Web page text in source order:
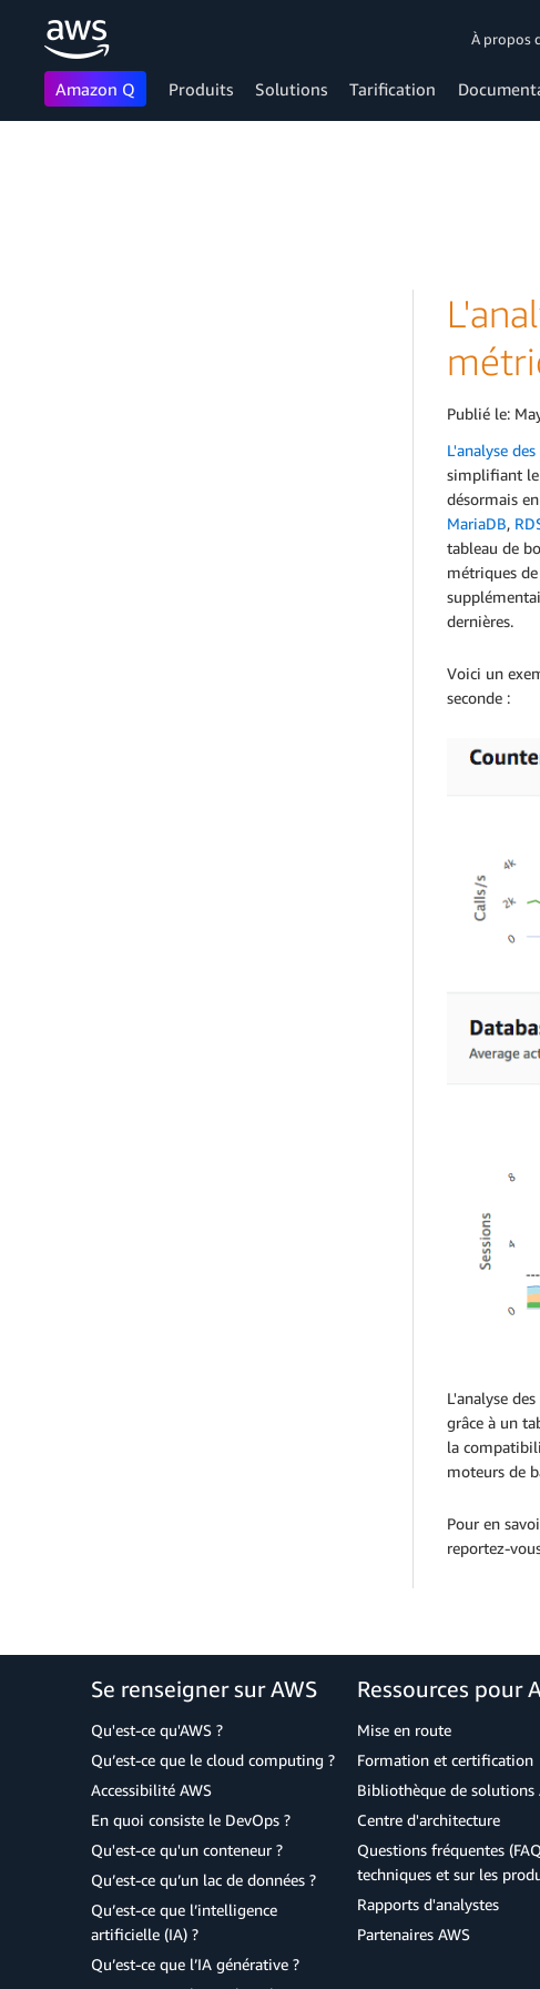
À propos
Amazon Q Produits Solutions Tarification
Publié le:
L'analyse
simplifiant le
désormais
MariaDB,
tableau de
métriques
dernières.
Voici un
seconde :
L'analyse
grâce à un
la
moteurs de
Pour en
reportez-
Se renseigner sur AWS
Qu'est-ce qu'AWS ?
Qu’est-ce que le cloud computing ?
Accessibilité AWS
En quoi consiste le DevOps ?
Qu'est-ce qu'un conteneur ?
Qu’est-ce qu’un lac de données ?
Qu’est-ce que l’intelligence
artificielle (IA) ?
Qu’est-ce que l’IA générative ?
Ressources pour
Mise en route
Formation et certification
Bibliothèque de solutions
Centre d'architecture
Questions fréquentes
techniques et sur les
Rapports d'analystes
Partenaires AWS